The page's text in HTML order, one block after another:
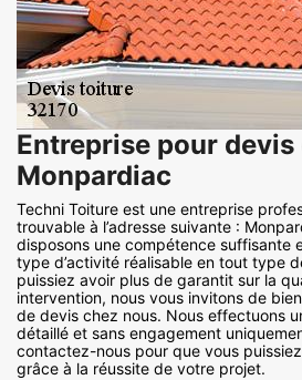
Entreprise pour
Monpardiac
Techni Toiture est une entreprise
trouvable à l’adresse suivante :
disposons une compétence suffisante
type d’activité réalisable en tout type
puissiez avoir plus de garantit sur la
intervention, nous vous invitons de
de devis chez nous. Nous effectuons
détaillé et sans engagement
contactez-nous pour que vous
grâce à la réussite de votre projet.